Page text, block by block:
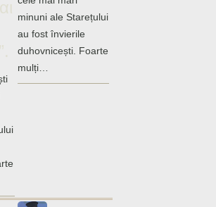
minuni ale Starețului
au fost învierile
duhovnicești. Foarte
mulți…